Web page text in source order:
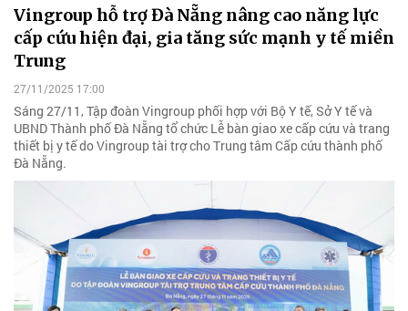
Vingroup hỗ trợ Đà Nẵng nâng cao năng lực
cấp cứu hiện đại, gia tăng sức mạnh y tế miền
Trung
27/11/2025 17:00
Sáng 27/11, Tập đoàn Vingroup phối hợp với Bộ Y tế, Sở Y tế và
UBND Thành phố Đà Nẵng tổ chức Lễ bàn giao xe cấp cứu và trang
thiết bị y tế do Vingroup tài trợ cho Trung tâm Cấp cứu thành phố
Đà Nẵng.